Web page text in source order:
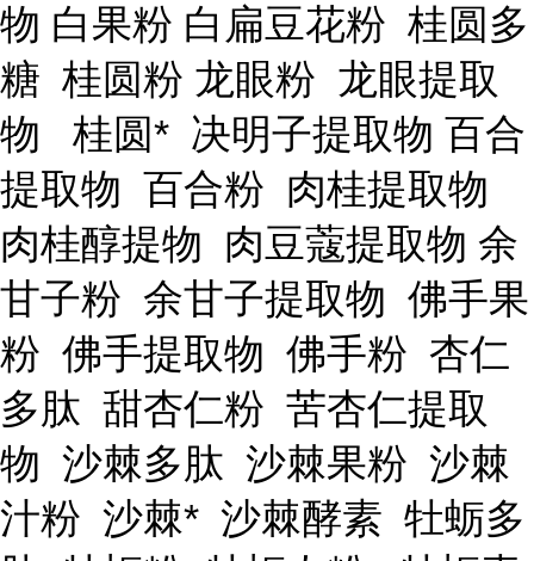
物 白果粉 白扁豆花粉 桂圆多
糖 桂圆粉 龙眼粉 龙眼提取
物 桂圆* 决明子提取物 百合
提取物 百合粉 肉桂提取物
肉桂醇提物 肉豆蔻提取物 余
甘子粉 余甘子提取物 佛手果
粉 佛手提取物 佛手粉 杏仁
多肽 甜杏仁粉 苦杏仁提取
物 沙棘多肽 沙棘果粉 沙棘
汁粉 沙棘* 沙棘酵素 牡蛎多